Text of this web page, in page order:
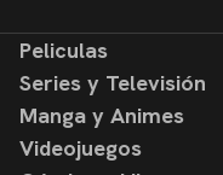
Peliculas
Noticias
Reseñas
Series y Televisión
Noticias
Reseñas
Manga y Animes
Noticias
Videojuegos